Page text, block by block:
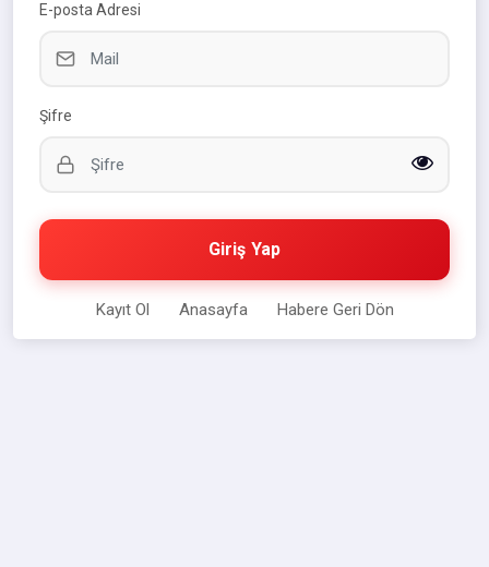
E-posta Adresi
Şifre
Giriş Yap
Kayıt Ol Anasayfa Habere Geri Dön